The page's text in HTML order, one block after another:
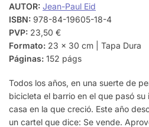
AUTOR: Jean-Paul Eid
ISBN: 978-84-19605-18-4
PVP: 23,50 €
Formato: 23 x 30 cm | Tapa Dura
Páginas: 152 págs
Todos los años, en una suerte de
bicicleta el barrio en el que pasó
casa en la que creció. Este año
un cartel que dice: Se vende.